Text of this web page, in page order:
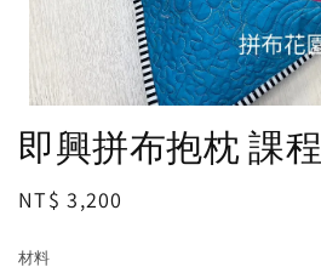
即興拼布抱枕 課程
Regular
NT$ 3,200
材料